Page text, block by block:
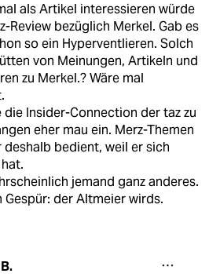
als Artikel interessieren würde
Review bezüglich Merkel. Gab es
so ein Hyperventlieren. Solch
von Meinungen, Artikeln und
zu Merkel.? Wäre mal
die Insider-Connection der taz zu
eher mau ein. Merz-Themen
deshalb bedient, weil er sich
jemand ganz anderes.
Gespür: der Altmeier wirds.